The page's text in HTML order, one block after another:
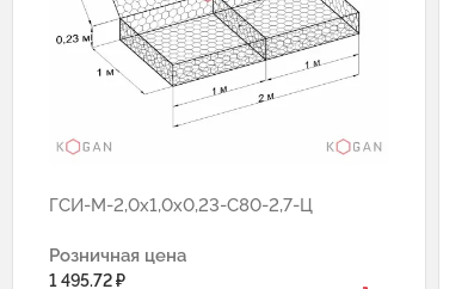
ГCИ-М-2,0х1,0х0,23-С80-2,7-Ц
Розничная цена
1 495.72 ₽